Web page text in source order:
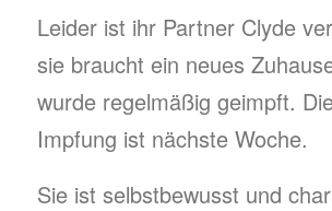
Leider ist ihr Partner Clyde
sie braucht ein neues
wurde regelmäßig geimpft.
Impfung ist nächste Woche.
Sie ist selbstbewusst und